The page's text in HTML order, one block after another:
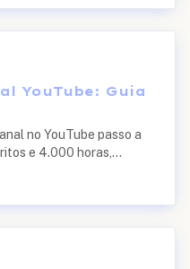
YouTube: Guia
no YouTube passo a
e 4.000 horas,